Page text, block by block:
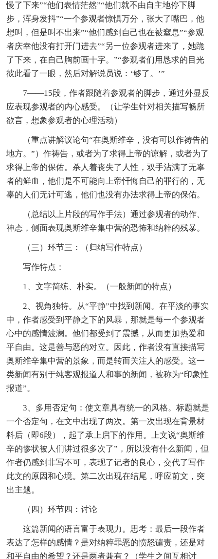
慢了下来”“他们表情茫然”“他们就不由自主地停下脚
步，浑身发抖”“一个参观者惊惧万分，张大了嘴巴，他
想叫，但是叫不出来”“他们感到自己也在被窒息”“参观
者庆幸他没有打开门进去”“另一位参观者进来了，她跪
了下来，在自己胸前画十字。”“参观者们用恳求的目光
彼此看了一眼，然后对解说员说：‘够了。’”
7——15段，作者跟随着参观者的脚步，通过外显反
应表现参观者的内心感受。（让学生针对相关描写畅所
欲言，想象参观者的心理活动）
（重点讲解议论句“在奥斯维辛，没有可以作祷告的
地方。”）作祷告，或者为了求得上帝的谅解，或者为了
求得上帝的保佑。杀人着丧失了人性，双手沾满了无辜
者的鲜血，他们是不可能向上帝忏悔自己的罪行的，无
辜的人们无计可逃，他们也没有办法求得上帝的保佑。
（总结以上片段的写作手法）通过参观者的动作、
神态，侧面表现奥斯维辛集中营的恐怖和纳粹的残暴。
（三）环节三：（归纳写作特点）
写作特点：
1、文字简练、朴实。（一般新闻的特点）
2、视角独特。从“平静”中找到新闻。在平淡的事实
中，作者感受到平静之下的风暴，那就是每一个参观者
心中的感情波澜。他们都受到了震撼，从而更加热爱和
平自由。这是善与恶的对立。因此，作者没有直接描写
奥斯维辛集中营的景象，而是转而关注人的感受。这一
类新闻有别于纯客观报道人和事的新闻，被称为“印象性
报道”。
3、多用否定句：使文章具有统一的风格。标题就是
一个否定句，在文中出现了两次。第一次出现在背景材
料后（即6段），起了承上启下的作用。上文说“奥斯维
辛的惨状被人们讲过很多次了”，所以没有什么新闻，但
作者仍感到非写不可，表现了记者的良心，交代了写作
此文的原因和心境。第二次出现在结尾，呼应前文，突
出主题。
（四）环节四：讨论
这篇新闻的语言富于表现力。思考：最后一段作者
表达了怎样的感情？是对纳粹罪恶的愤怒谴责，还是对
和平自由的希望？还是两者兼有？（学生之间互相讨